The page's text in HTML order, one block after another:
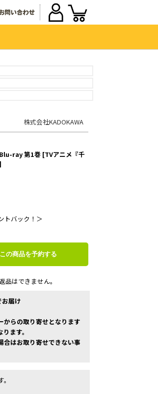
株式会社KADOKAWA
ray 第1巻 [TVアニメ『千
トバック！＞
この商品を予約する
はできません。
届け
からの取り寄せとなります
ます。
合はお取り寄せできない事